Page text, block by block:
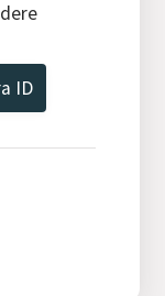
ID